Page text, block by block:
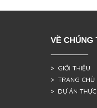
VỀ CHÚNG
> GIỚI THIỆU
> TRANG CHỦ
> DỰ ÁN